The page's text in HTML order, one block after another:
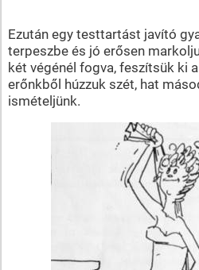
Ezután egy testtartást javító
terpeszbe és jó erősen
két végénél fogva, feszítsük ki
erőnkből húzzuk szét, hat
ismételjünk.